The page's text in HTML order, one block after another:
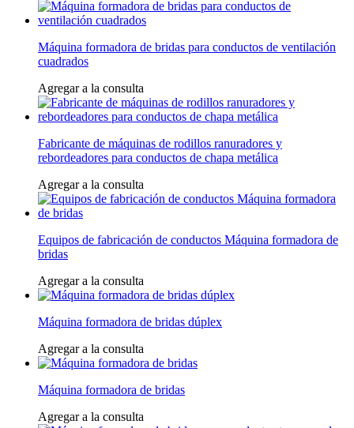
Máquina formadora de bridas para conductos de ventilación
cuadrados
Agregar a la consulta
Fabricante de máquinas de rodillos ranuradores y
rebordeadores para conductos de chapa metálica
Agregar a la consulta
Equipos de fabricación de conductos Máquina formadora de
bridas
Agregar a la consulta
Máquina formadora de bridas dúplex
Agregar a la consulta
Máquina formadora de bridas
Agregar a la consulta